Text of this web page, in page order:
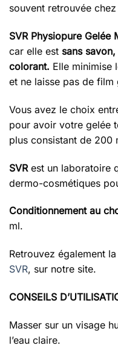
souvent retrouvée
SVR Physiopure Gelée
car elle est sans
colorant. Elle minimise
et ne laisse pas de
Vous avez le choix
pour avoir votre gelée
plus consistant de 200
SVR est un laboratoire
dermo-cosmétiques
Conditionnement au
ml.
Retrouvez également la
SVR, sur notre site.
CONSEILS
Masser sur un visage
l’eau claire.